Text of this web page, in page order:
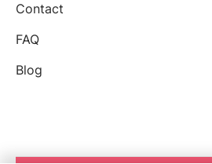
Contact
FAQ
Blog